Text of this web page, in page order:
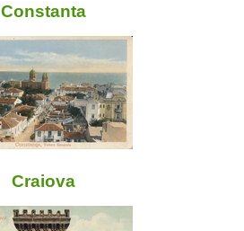
Autres pays
Thèmes
Constanta
Craiova